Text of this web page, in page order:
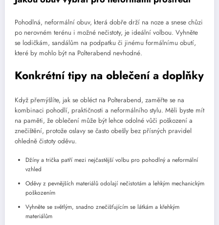
Pohodlná, neformální obuv, která dobře drží na noze a snese chůzi
po nerovném terénu i možné nečistoty, je ideální volbou. Vyhněte
se lodičkám, sandálům na podpatku či jinému formálnímu obutí,
které by mohlo být na Polterabend nevhodné.
Konkrétní tipy na oblečení a doplňky
Když přemýšlíte, jak se obléct na Polterabend, zaměřte se na
kombinaci pohodlí, praktičnosti a neformálního stylu. Měli byste mít
na paměti, že oblečení může být lehce odolné vůči poškození a
znečištění, protože oslavy se často obešly bez přísných pravidel
ohledně čistoty oděvu.
Džíny a trička patří mezi nejčastější volbu pro pohodlný a neformální
vzhled
Oděvy z pevnějších materiálů odolají nečistotám a lehkým mechanickým
poškozením
Vyhněte se světlým, snadno znečišťujícím se látkám a křehkým
materiálům